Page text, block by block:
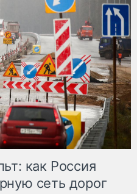
как Россия
сеть дорог